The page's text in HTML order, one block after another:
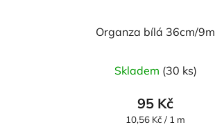
Organza bílá 36cm/9m
hodnocení
produktu
je
Skladem (30 ks)
95 Kč
Měrná
10,56 Kč / 1 m